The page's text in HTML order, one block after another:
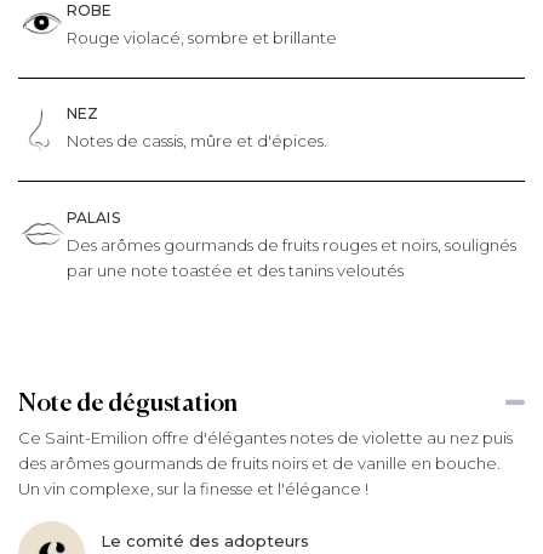
ROBE
Rouge violacé, sombre et brillante
NEZ
Notes de cassis, mûre et d'épices.
PALAIS
Des arômes gourmands de fruits rouges et noirs, soulignés
par une note toastée et des tanins veloutés
Note de dégustation
Ce Saint-Emilion offre d'élégantes notes de violette au nez puis
des arômes gourmands de fruits noirs et de vanille en bouche.
Un vin complexe, sur la finesse et l'élégance !
Le comité des adopteurs